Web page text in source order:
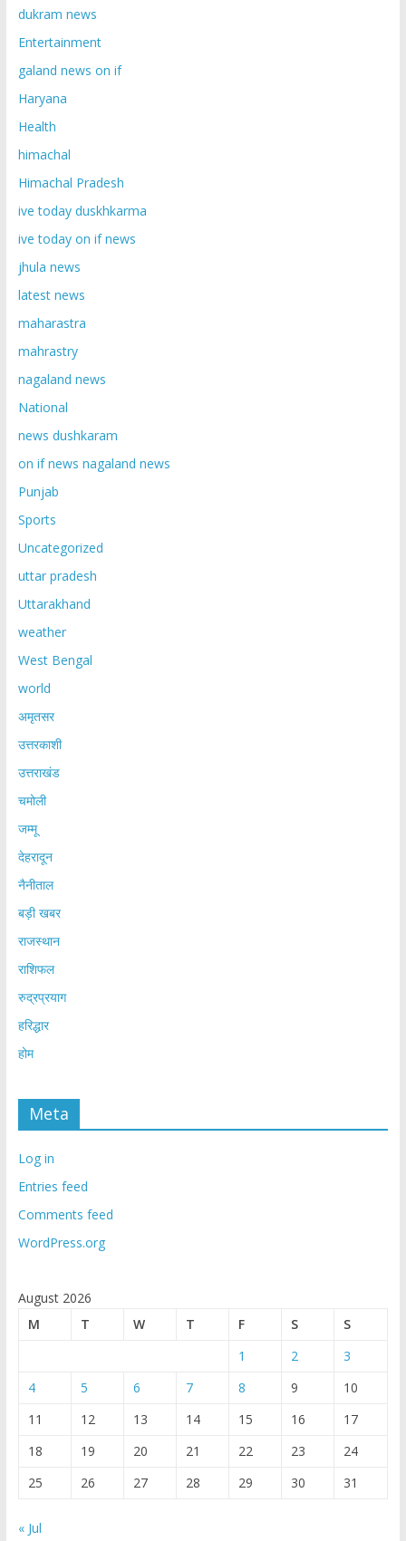
dukram news
Entertainment
galand news on if
Haryana
Health
himachal
Himachal Pradesh
ive today duskhkarma
ive today on if news
jhula news
latest news
maharastra
mahrastry
nagaland news
National
news dushkaram
on if news nagaland news
Punjab
Sports
Uncategorized
uttar pradesh
Uttarakhand
weather
West Bengal
world
अमृतसर
उत्तरकाशी
उत्तराखंड
चमोली
जम्मू
देहरादून
नैनीताल
बड़ी खबर
राजस्थान
राशिफल
रुद्रप्रयाग
हरिद्धार
होम
Meta
Log in
Entries feed
Comments feed
WordPress.org
August 2026
M
T W T F S
S
1
2
3
4
5 6 7 8 9
10
11
12 13 14 15 16
17
18
19 20 21 22 23
24
25
26 27 28 29 30 31
« Jul